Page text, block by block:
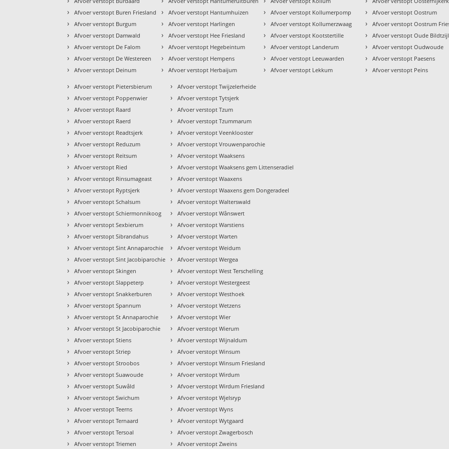
› Afvoer verstopt Buren Friesland
› Afvoer verstopt Burgum
› Afvoer verstopt Damwald
› Afvoer verstopt De Falom
› Afvoer verstopt De Westereen
› Afvoer verstopt Deinum
› Afvoer verstopt Hantumhuizen
› Afvoer verstopt Harlingen
› Afvoer verstopt Hee Friesland
› Afvoer verstopt Hegebeintum
› Afvoer verstopt Hempens
› Afvoer verstopt Herbaijum
› Afvoer verstopt Kollumerpomp
› Afvoer verstopt Kollumerzwaag
› Afvoer verstopt Kootstertille
› Afvoer verstopt Landerum
› Afvoer verstopt Leeuwarden
› Afvoer verstopt Lekkum
› Afvoer verstopt Oostrum
› Afvoer verstopt Oostrum
› Afvoer verstopt Oude Bildtzijl
› Afvoer verstopt Oudwoude
› Afvoer verstopt Paesens
› Afvoer verstopt Peins
› Afvoer verstopt Pietersbierum
› Afvoer verstopt Poppenwier
› Afvoer verstopt Raard
› Afvoer verstopt Raerd
› Afvoer verstopt Readtsjerk
› Afvoer verstopt Reduzum
› Afvoer verstopt Reitsum
› Afvoer verstopt Ried
› Afvoer verstopt Rinsumageast
› Afvoer verstopt Ryptsjerk
› Afvoer verstopt Schalsum
› Afvoer verstopt Schiermonnikoog
› Afvoer verstopt Sexbierum
› Afvoer verstopt Sibrandahus
› Afvoer verstopt Sint Annaparochie
› Afvoer verstopt Sint Jacobiparochie
› Afvoer verstopt Skingen
› Afvoer verstopt Slappeterp
› Afvoer verstopt Snakkerburen
› Afvoer verstopt Spannum
› Afvoer verstopt St Annaparochie
› Afvoer verstopt St Jacobiparochie
› Afvoer verstopt Stiens
› Afvoer verstopt Striep
› Afvoer verstopt Stroobos
› Afvoer verstopt Suawoude
› Afvoer verstopt Suwâld
› Afvoer verstopt Swichum
› Afvoer verstopt Teerns
› Afvoer verstopt Ternaard
› Afvoer verstopt Tersoal
› Afvoer verstopt Triemen
› Afvoer verstopt Twijzelerheide
› Afvoer verstopt Tytsjerk
› Afvoer verstopt Tzum
› Afvoer verstopt Tzummarum
› Afvoer verstopt Veenklooster
› Afvoer verstopt Vrouwenparochie
› Afvoer verstopt Waaksens
› Afvoer verstopt Waaksens gem Littenseradiel
› Afvoer verstopt Waaxens
› Afvoer verstopt Waaxens gem Dongeradeel
› Afvoer verstopt Walterswald
› Afvoer verstopt Wânswert
› Afvoer verstopt Warstiens
› Afvoer verstopt Warten
› Afvoer verstopt Weidum
› Afvoer verstopt Wergea
› Afvoer verstopt West Terschelling
› Afvoer verstopt Westergeest
› Afvoer verstopt Westhoek
› Afvoer verstopt Wetzens
› Afvoer verstopt Wier
› Afvoer verstopt Wierum
› Afvoer verstopt Wijnaldum
› Afvoer verstopt Winsum
› Afvoer verstopt Winsum Friesland
› Afvoer verstopt Wirdum
› Afvoer verstopt Wirdum Friesland
› Afvoer verstopt Wjelsryp
› Afvoer verstopt Wyns
› Afvoer verstopt Wytgaard
› Afvoer verstopt Zwagerbosch
› Afvoer verstopt Zweins